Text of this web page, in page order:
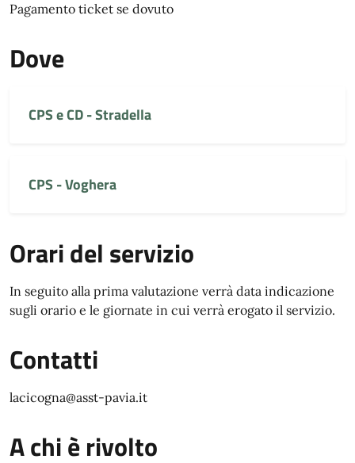
Pagamento ticket se dovuto
Dove
CPS e CD - Stradella
CPS - Voghera
Orari del servizio
In seguito alla prima valutazione verrà data indicazione
sugli orario e le giornate in cui verrà erogato il servizio.
Contatti
lacicogna@asst-pavia.it
A chi è rivolto